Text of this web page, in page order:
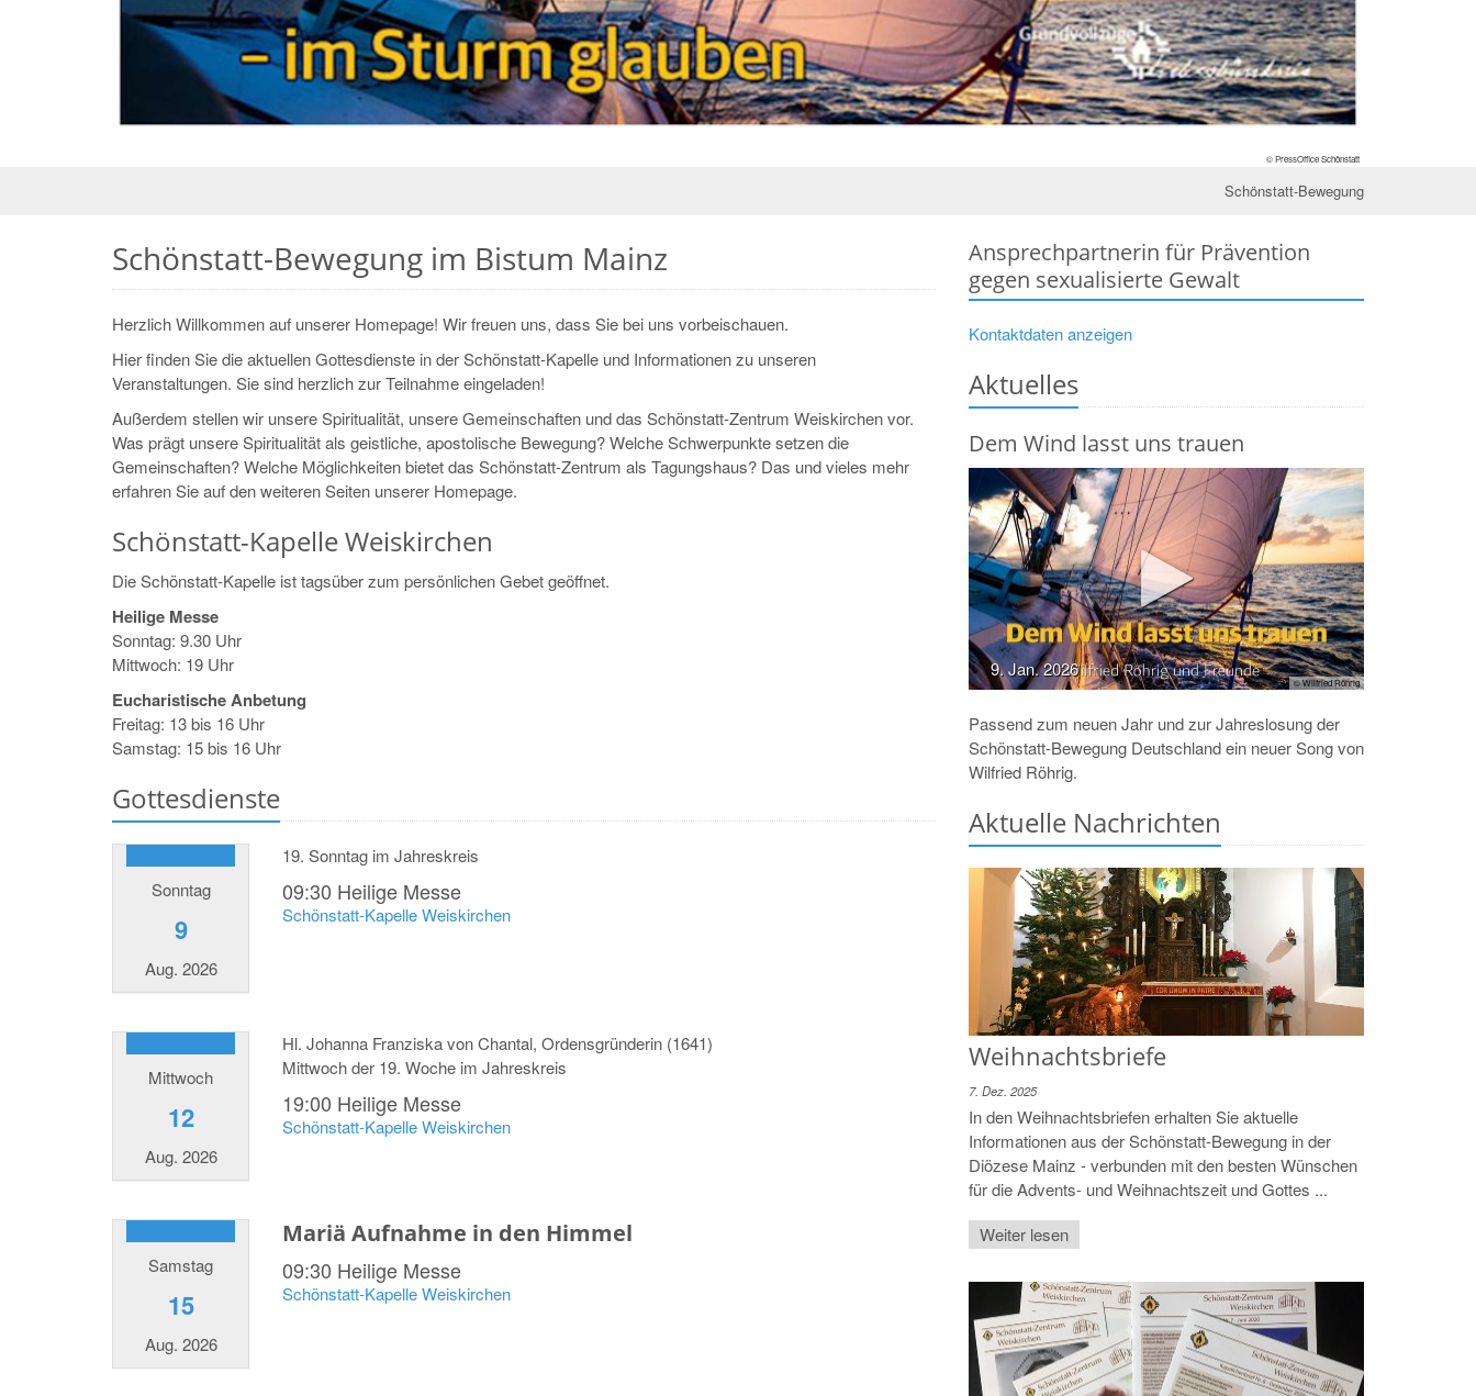
© PressOffice Schönstatt
Schönstatt-Bewegung
Schönstatt-Bewegung im Bistum Mainz
Herzlich Willkommen auf unserer Homepage! Wir freuen uns, dass Sie bei uns vorbeischauen.
Hier finden Sie die aktuellen Gottesdienste in der Schönstatt-Kapelle und Informationen zu unseren
Veranstaltungen. Sie sind herzlich zur Teilnahme eingeladen!
Außerdem stellen wir unsere Spiritualität, unsere Gemeinschaften und das Schönstatt-Zentrum Weiskirchen vor.
Was prägt unsere Spiritualität als geistliche, apostolische Bewegung? Welche Schwerpunkte setzen die
Gemeinschaften? Welche Möglichkeiten bietet das Schönstatt-Zentrum als Tagungshaus? Das und vieles mehr
erfahren Sie auf den weiteren Seiten unserer Homepage.
Schönstatt-Kapelle Weiskirchen
Die Schönstatt-Kapelle ist tagsüber zum persönlichen Gebet geöffnet.
Heilige Messe
Sonntag: 9.30 Uhr
Mittwoch: 19 Uhr
Eucharistische Anbetung
Freitag: 13 bis 16 Uhr
Samstag: 15 bis 16 Uhr
Gottesdienste
Sonntag
9
Aug. 2026
19. Sonntag im Jahreskreis
09:30 Heilige Messe
Schönstatt-Kapelle Weiskirchen
Mittwoch
12
Aug. 2026
Hl. Johanna Franziska von Chantal, Ordensgründerin (1641)
Mittwoch der 19. Woche im Jahreskreis
19:00 Heilige Messe
Schönstatt-Kapelle Weiskirchen
Samstag
15
Aug. 2026
Mariä Aufnahme in den Himmel
09:30 Heilige Messe
Schönstatt-Kapelle Weiskirchen
Ansprechpartnerin für Prävention
gegen sexualisierte Gewalt
Kontaktdaten anzeigen
Aktuelles
Dem Wind lasst uns trauen
© Wilfried Röhrig
9. Jan. 2026
Passend zum neuen Jahr und zur Jahreslosung der
Schönstatt-Bewegung Deutschland ein neuer Song von
Wilfried Röhrig.
Aktuelle Nachrichten
Weihnachtsbriefe
7. Dez. 2025
In den Weihnachtsbriefen erhalten Sie aktuelle
Informationen aus der Schönstatt-Bewegung in der
Diözese Mainz - verbunden mit den besten Wünschen
für die Advents- und Weihnachtszeit und Gottes ...
Weiter lesen